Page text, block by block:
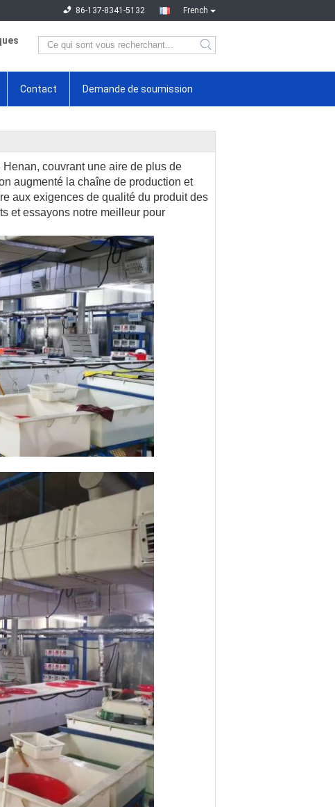
French
86-137-8341-5132
Contact Demande de soumission
couvrant une aire de plus de
augmenté la chaîne de production et
aux exigences de qualité du produit des
et essayons notre meilleur pour